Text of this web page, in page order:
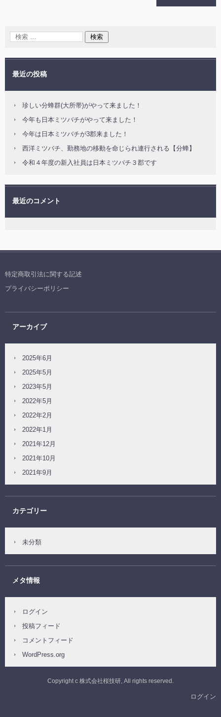
最近の投稿
珍しい分蜂群(大所帯)がやって来ました！
今年も日本ミツバチがやって来ました！
今年は日本ミツバチが3郡来ました！
西洋ミツバチ、勤務地の移動を命じられ連行される【分蜂】
令和４年度の新入社員は日本ミツバチ３郡です
最近のコメント
特定商取引法に関する記述
プライバシーポリシー
アーカイブ
2025年6月
2025年5月
2023年5月
2022年5月
2022年2月
2022年1月
2021年12月
2021年10月
2021年9月
カテゴリー
未分類
メタ情報
ログイン
投稿フィード
コメントフィード
WordPress.org
Copyright c 株式会社桜技研, All rights reserved.
ログイン